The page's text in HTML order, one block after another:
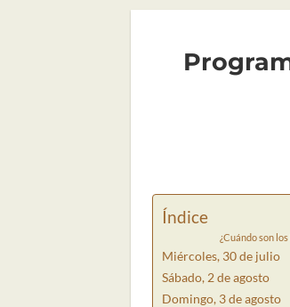
Índice
¿Cuándo son
Miércoles, 30 de julio
Sábado, 2 de agosto
Domingo, 3 de agosto